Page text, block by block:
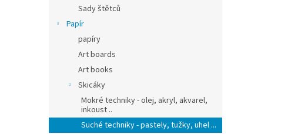
Sady štětců
Papír
papíry
Art boards
Art books
Skicáky
Mokré techniky - olej, akryl, akvarel,
inkoust ..
Suché techniky - pastely, tužky, uhel ...